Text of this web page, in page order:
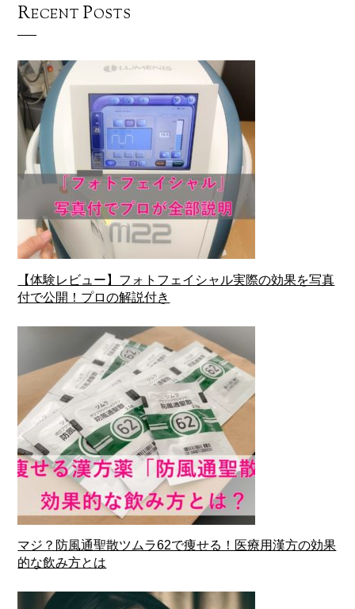
Recent Posts
【体験レビュー】フォトフェイシャル実際の効果を写真
付で公開！プロの解説付き
マジ？防風通聖散ツムラ62で痩せる！医療用漢方の効果
的な飲み方とは